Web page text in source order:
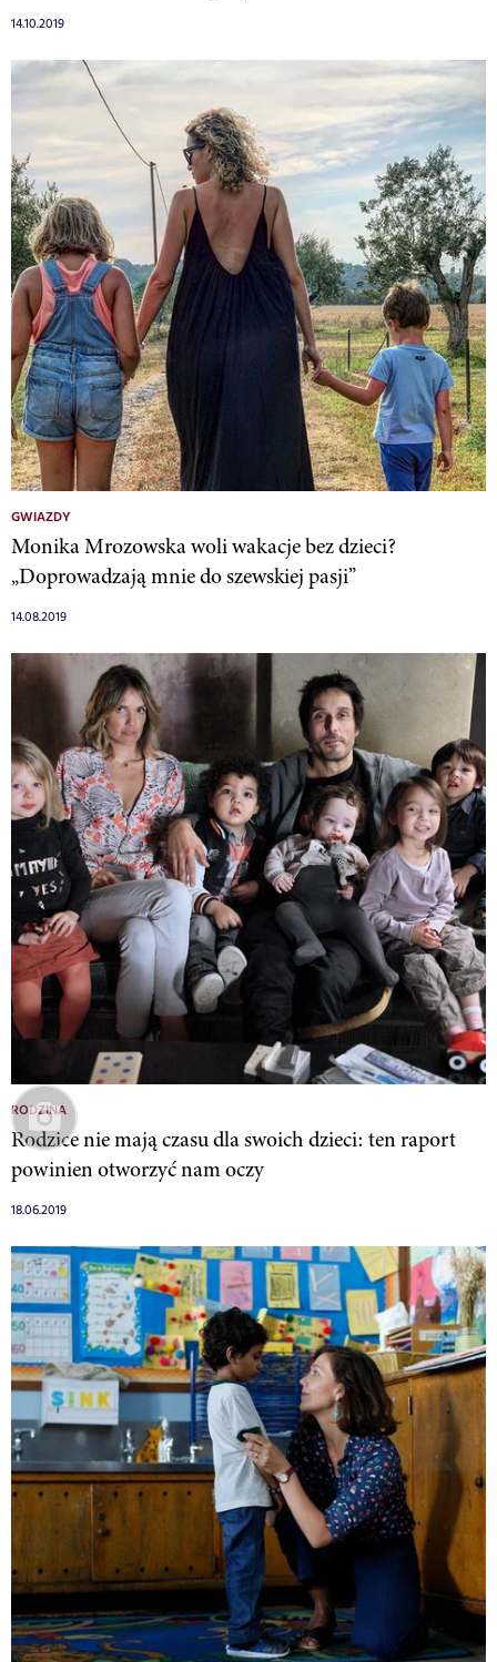
14.10.2019
GWIAZDY
Monika Mrozowska woli wakacje bez dzieci?
„Doprowadzają mnie do szewskiej pasji”
14.08.2019
RODZINA
Rodzice nie mają czasu dla swoich dzieci: ten raport
powinien otworzyć nam oczy
18.06.2019